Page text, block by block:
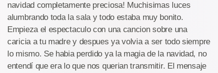
navidad completamente preciosa! Muchisimas luces
alumbrando toda la sala y todo estaba muy bonito.
Empieza el espectaculo con una cancion sobre una
caricia a tu madre y despues ya volvia a ser todo siempre
lo mismo. Se habia perdido ya la magia de la navidad, no
entendí que era lo que nos querian transmitir. El mensaje